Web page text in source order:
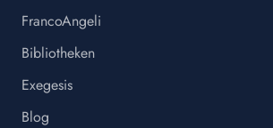
FrancoAngeli
Bibliotheken
Exegesis
Blog